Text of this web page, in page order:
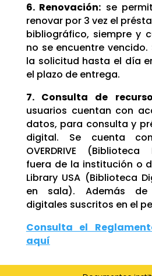
6. Renovación: se
renovar por 3 vez el
bibliográfico, siempre y
no se encuentre vencido.
la solicitud hasta el día
el plazo de entrega.
7. Consulta de
usuarios cuentan con
datos, para consulta y
digital. Se cuenta
OVERDRIVE
fuera de la institución o
Library USA (Biblioteca
en sala). Además de
digitales suscritos en el
Consulta el
aquí